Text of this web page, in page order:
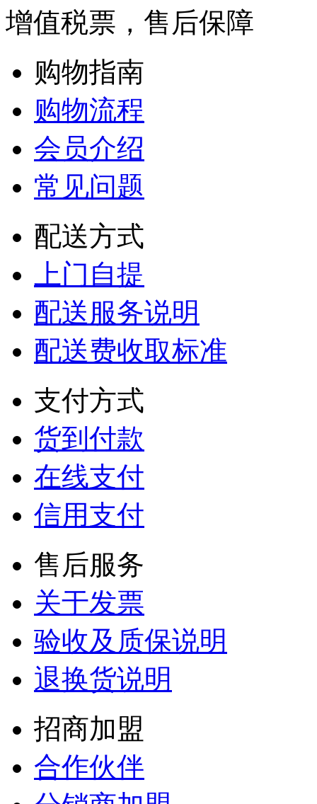
增值税票，售后保障
购物指南
购物流程
会员介绍
常见问题
配送方式
上门自提
配送服务说明
配送费收取标准
支付方式
货到付款
在线支付
信用支付
售后服务
关于发票
验收及质保说明
退换货说明
招商加盟
合作伙伴